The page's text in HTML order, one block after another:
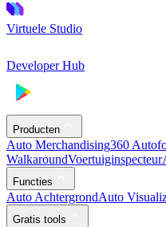
Virtuele Studio
Developer Hub
Producten
Auto Merchandising360
WalkaroundVoertuiginspecteur
Functies
Auto AchtergrondAuto
Gratis tools